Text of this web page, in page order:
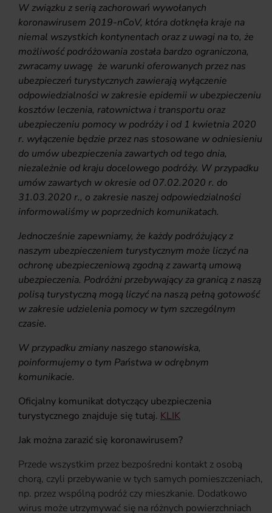
W związku z serią zachorowań wywołanych
koronawirusem 2019-nCoV, która dotknęła kraje na
niemal wszystkich kontynentach oraz z uwagi na to, że
możliwość podróżowania została bardzo ograniczona,
zwracamy uwagę że warunki oferowanych przez nas
ubezpieczeń turystycznych zawierają wyłączenie
odpowiedzialności w zakresie epidemii w ubezpieczeniu
kosztów leczenia, ratownictwa i transportu oraz
ubezpieczeniu pomocy w podróży i od 1 kwietnia 2020
r. wyłączenie będzie przez nas stosowane w odniesieniu
do umów ubezpieczenia zawartych od tego dnia,
niezależnie od kraju docelowego podróży. W przypadku
umów zawartych w okresie od 07.02.2020 r. do
31.03.2020 r., o zakresie naszej odpowiedzialności
informowaliśmy w poprzednich komunikatach.
Jednocześnie zapewniamy, że każdy podróżujący z
naszym ubezpieczeniem turystycznym może liczyć na
ochronę ubezpieczeniową zgodną z zawartą umową
ubezpieczenia. Podróżni przebywający za granicą z naszą
polisą turystyczną mogą liczyć na naszą pełną gotowość
w zakresie udzielenia pomocy w tym szczególnym
czasie.
W przypadku zmiany naszego stanowiska,
poinformujemy o tym Państwa w odrębnym
komunikacie.
Oficjalny komunikat dotyczący ubezpieczenia
turystycznego znajduje się tutaj. KLIK
Jak można zarazić się koronawirusem?
Przede wszystkim przez bezpośredni kontakt z osobą
chorą, czyli przebywanie w tych samych pomieszczeniach,
np. przez wspólną podróż czy mieszkanie. Dodatkowo
wirus może utrzymywać się na różnych powierzchniach